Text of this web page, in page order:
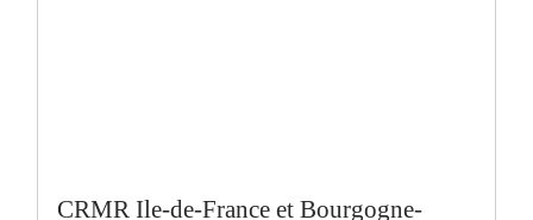
CRMR Ile-de-France et Bourgogne-